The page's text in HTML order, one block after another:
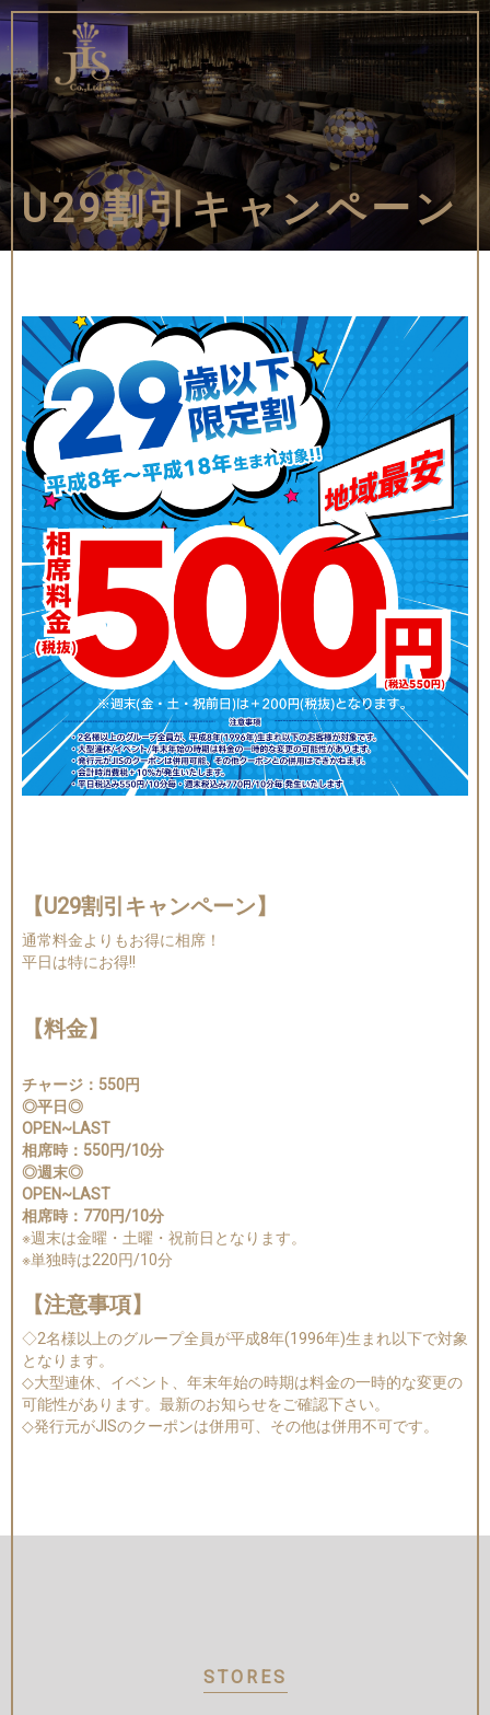
U29割引キャンペーン
【U29割引キャンペーン】
通常料金よりもお得に相席！
平日は特にお得!!
【料金】
チャージ：550円
◎平日◎
OPEN~LAST
相席時：550円/10分
◎週末◎
OPEN~LAST
相席時：770円/10分
※週末は金曜・土曜・祝前日となります。
※単独時は220円/10分
【注意事項】
◇2名様以上のグループ全員が平成8年(1996年)生まれ以下で対象
となります。
◇大型連休、イベント、年末年始の時期は料金の一時的な変更の
可能性があります。最新のお知らせをご確認下さい。
◇発行元がJISのクーポンは併用可、その他は併用不可です。
STORES